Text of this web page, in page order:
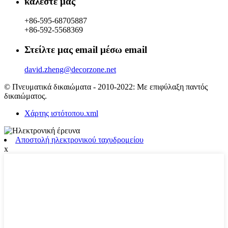
+86-595-68705887
+86-592-5568369
Στείλτε μας email μέσω email
david.zheng@decorzone.net
© Πνευματικά δικαιώματα - 2010-2022: Με επιφύλαξη παντός
δικαιώματος.
Χάρτης ιστότοπου.xml
Αποστολή ηλεκτρονικού ταχυδρομείου
x